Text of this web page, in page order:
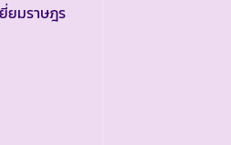
ยมราษฎร